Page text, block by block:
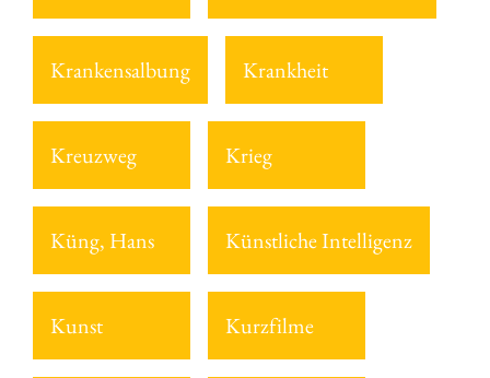
Krankensalbung Krankheit
Kreuzweg Krieg
Küng, Hans Künstliche Intelligenz
Kunst Kurzfilme